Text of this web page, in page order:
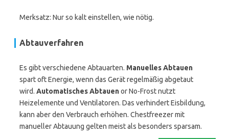
Merksatz: Nur so kalt einstellen, wie nötig.
Abtauverfahren
Es gibt verschiedene Abtauarten. Manuelles Abtauen
spart oft Energie, wenn das Gerät regelmäßig abgetaut
wird. Automatisches Abtauenor No-Frost nutzt
Heizelemente und Ventilatoren. Das verhindert Eisbildung,
kann aber den Verbrauch erhöhen. Chestfreezer mit
manueller Abtauung gelten meist als besonders sparsam.